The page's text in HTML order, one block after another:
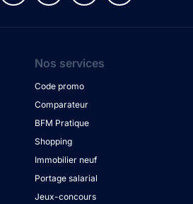
Nos services
Code promo
Comparateur
BFM Pratique
Shopping
Immobilier neuf
Portage salarial
Jeux-concours